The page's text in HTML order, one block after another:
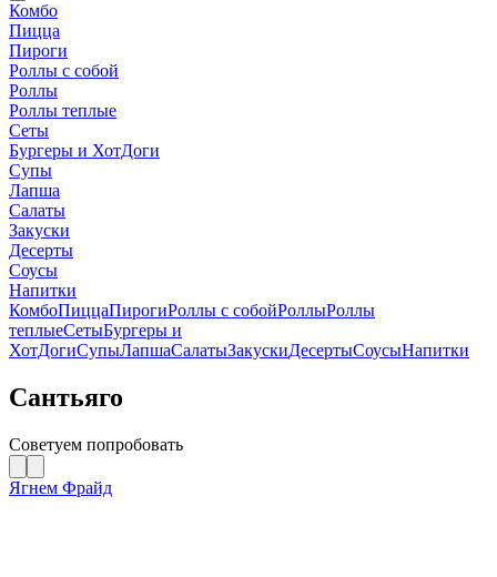
Комбо
Пицца
Пироги
Роллы с собой
Роллы
Роллы теплые
Сеты
Бургеры и ХотДоги
Супы
Лапша
Салаты
Закуски
Десерты
Соусы
Напитки
КомбоПиццаПирогиРоллы с собойРоллыРоллы
теплыеСетыБургеры и
ХотДогиСупыЛапшаСалатыЗакускиДесертыСоусыНапитки
Сантьяго
Советуем попробовать
Ягнем Фрайд